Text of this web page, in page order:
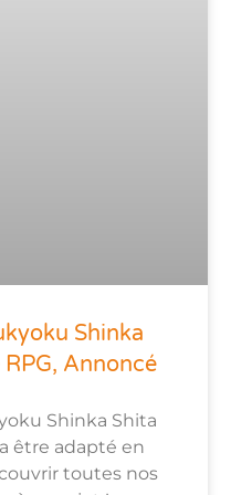
Shinka
Annoncé
Shinka Shita
être adapté en
toutes nos